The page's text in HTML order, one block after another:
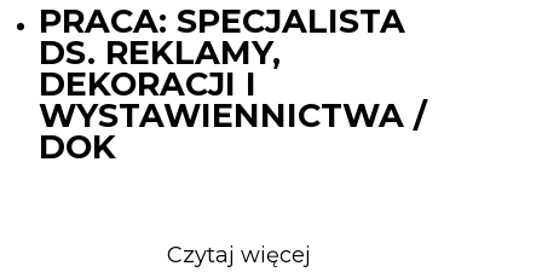
PRACA: SPECJALISTA
DS. REKLAMY,
DEKORACJI I
WYSTAWIENNICTWA /
DOK
Czytaj więcej